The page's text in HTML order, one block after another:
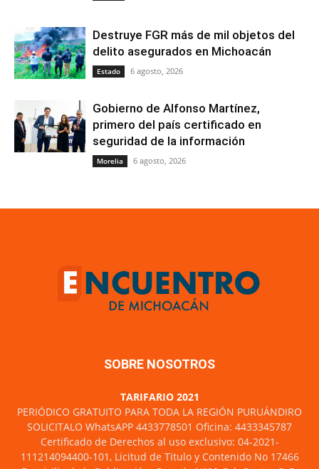
Destruye FGR más de mil objetos del
delito asegurados en Michoacán
Estado 6 agosto, 2026
Gobierno de Alfonso Martínez,
primero del país certificado en
seguridad de la información
Morelia 6 agosto, 2026
SOBRE NOSOTROS
TARIFARIO 2021
PERIÓDICO GRATUITO PARA TODA LA REGIÓN PURUÁNDIRO
SOLICITALO WhatsAPP 4433778501 Oficina: 4433345787
Certificado de Derechos al uso exclusivo: 04-2021-
111214094400-101, Licitud de Titulo y Contenido No 17466